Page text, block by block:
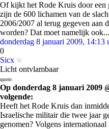
Of kijkt het Rode Kruis door een
zijn de 600 lichamen van de
2006/2007 al terug gegeven aan
worden? Dat moet namelijk ook...
donderdag 8 januari 2009, 14:13
0
Sicx
Licht ontvlambaar
quote:
Op donderdag 8 januari 2009
volgende:
Heeft het Rode Kruis dan
Israelische militair die twee jaar
genomen? Volgens